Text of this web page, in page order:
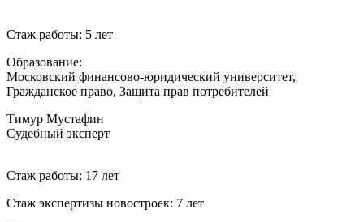
Стаж работы: 5 лет
Образование:
Московский финансово-юридический университет,
Гражданское право, Защита прав потребителей
Тимур Мустафин
Судебный эксперт
Стаж работы: 17 лет
Стаж экспертизы новостроек: 7 лет